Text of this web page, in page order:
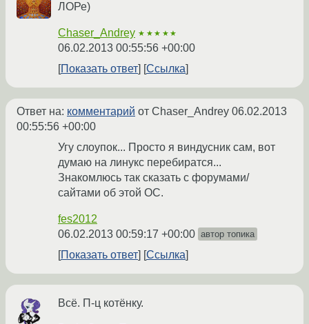
ЛОРе)
Chaser_Andrey ★★★★★
06.02.2013 00:55:56 +00:00
Показать ответ
Ссылка
Ответ на: комментарий от Chaser_Andrey 06.02.2013
00:55:56 +00:00
Угу слоупок... Просто я виндусник сам, вот
думаю на линукс перебиратся...
Знакомлюсь так сказать с форумами/
сайтами об этой ОС.
fes2012
06.02.2013 00:59:17 +00:00 автор топика
Показать ответ Ссылка
Всё. П-ц котёнку.